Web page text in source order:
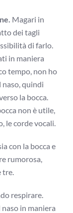
Magari in
dei tagli
di farlo.
in maniera
tempo, non ho
naso, quindi
la bocca.
non è utile,
le corde vocali.
con la bocca e
rumorosa,
tre.
respirare.
in maniera